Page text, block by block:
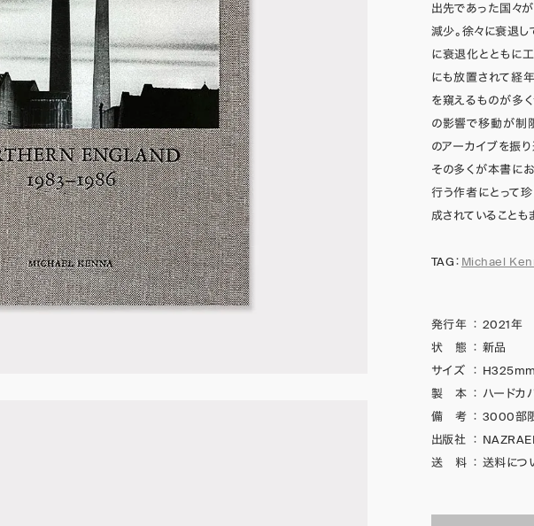
出先であった国々
減少。徐々に衰退
に衰退化とともに
にも放置されて経
を窺えるものが多
の影響で移動が制
のアーカイブを振
その多くが本書に
行う作者にとって
成されていることも
TAG： Michael
発行年 ： 2021年
状 態 ： 新品
サイズ
：
製 本 ： ハードカ
備 考 ： 3000部
出版社 ：
送 料 ： 送料につ